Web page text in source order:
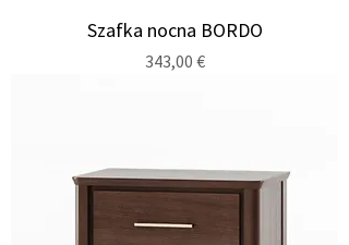
Szafka nocna BORDO
Cena
343,00 €